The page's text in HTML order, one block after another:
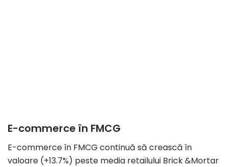
E-commerce în FMCG
E-commerce în FMCG continuă să crească în
valoare (+13.7%) peste media retailului Brick &Mortar